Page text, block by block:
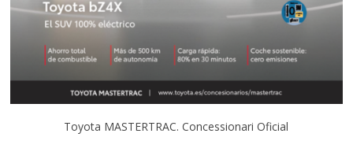
Toyota MASTERTRAC. Concessionari Oficial